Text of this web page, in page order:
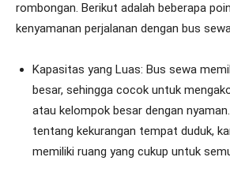
rombongan. Berikut adalah beberapa
kenyamanan perjalanan dengan bus
Kapasitas yang Luas: Bus sewa
besar, sehingga cocok untuk
atau kelompok besar dengan
tentang kekurangan tempat duduk,
memiliki ruang yang cukup untuk